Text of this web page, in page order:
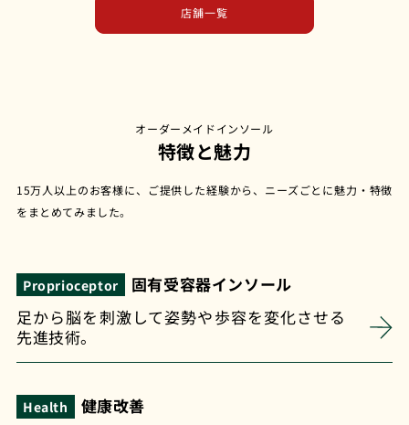
店舗一覧
オーダーメイドインソール
特徴と魅力
15万人以上のお客様に、ご提供した経験から、ニーズごとに魅力・特徴
をまとめてみました。
Proprioceptor
固有受容器インソール
足から脳を刺激して姿勢や歩容を変化させる
先進技術。
Health
健康改善